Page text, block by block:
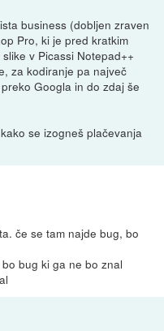
business (dobljen zraven
Pro, ki je pred kratkim
v Picassi Notepad++
za kodiranje pa največ
Googla in do zdaj še
se izogneš plačevanja
če se tam najde bug, bo
bug ki ga ne bo znal